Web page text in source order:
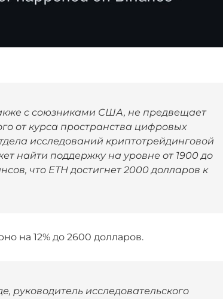
с союзниками США, не предвещает
от курса пространства цифровых
исследований криптотрейдинговой
найти поддержку на уровне от 1900 до
что ETH достигнет 2000 долларов к
на 12% до 2600 долларов.
руководитель исследовательского